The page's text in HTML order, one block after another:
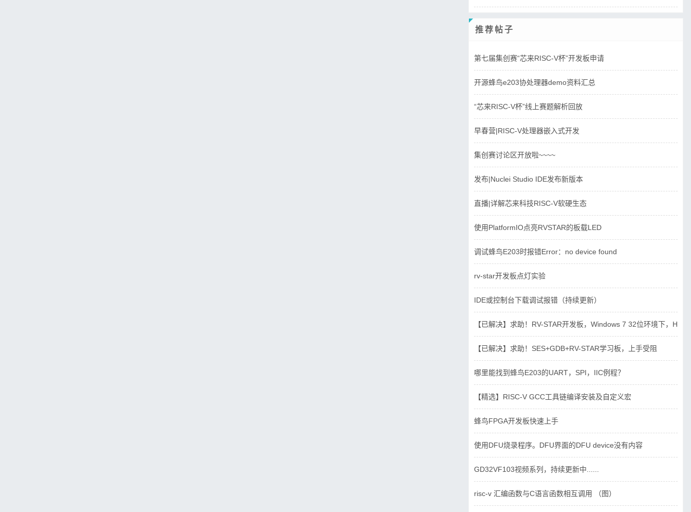
推荐帖子
第七届集创赛“芯来RISC-V杯”开发板申请
开源蜂鸟e203协处理器demo资料汇总
“芯来RISC-V杯”线上赛题解析回放
早春营|RISC-V处理器嵌入式开发
集创赛讨论区开放啦~~~~
发布|Nuclei Studio IDE发布新版本
直播|详解芯来科技RISC-V软硬生态
使用PlatformIO点亮RVSTAR的板载LED
调试蜂鸟E203时报错Error：no device found
rv-star开发板点灯实验
IDE或控制台下载调试报错（持续更新）
【已解决】求助！RV-STAR开发板，Windows 7 32位环境下，
【已解决】求助！SES+GDB+RV-STAR学习板，上手受阻
哪里能找到蜂鸟E203的UART，SPI，IIC例程？
【精选】RISC-V GCC工具链编译安装及自定义宏
蜂鸟FPGA开发板快速上手
使用DFU烧录程序。DFU界面的DFU device没有内容
GD32VF103视频系列，持续更新中......
risc-v 汇编函数与C语言函数相互调用 （图）